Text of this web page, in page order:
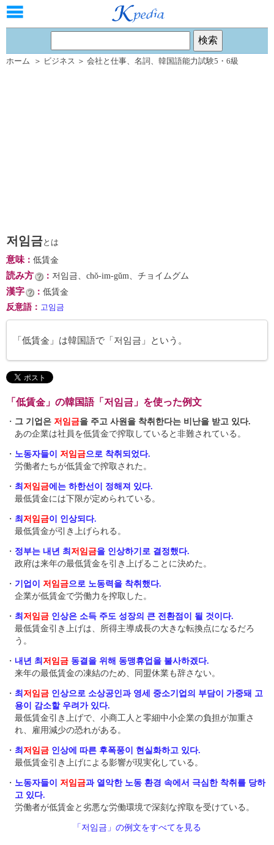
ホーム ＞ ビジネス ＞ 会社と仕事、 名詞 、 韓国語能力試験5・6級
저임금とは
意味： 低賃金
読み方 ： 저임금、chŏ-im-gŭm、チョイムグム
漢字 ： 低賃金
反意語 ： 고임금
「低賃金」は韓国語で「저임금」という。
「低賃金」の韓国語「저임금」を使った例文
・ 그 기업은 저임금을 주고 사원을 착취한다는 비난을 받고 있다.
あの企業は社員を低賃金で搾取していると非難されている。
・ 노동자들이 저임금으로 착취되었다.
労働者たちが低賃金で搾取された。
・ 최 저임금에는 하한선이 정해져 있다.
最低賃金には下限が定められている。
・ 최 저임금이 인상되다.
最低賃金が引き上げられる。
・ 정부는 내년 최 저임금을 인상하기로 결정했다.
政府は来年の最低賃金を引き上げることに決めた。
・ 기업이 저임금으로 노동력을 착취했다.
企業が低賃金で労働力を搾取した。
・ 최 저임금 인상은 소득 주도 성장의 큰 전환점이 될 것이다.
最低賃金引き上げは、所得主導成長の大きな転換点になるだろ
う。
・ 내년 최 저임금 동결을 위해 동맹휴업을 불사하겠다.
来年の最低賃金の凍結のため、同盟休業も辞さない。
・ 최 저임금 인상으로 소상공인과 영세 중소기업의 부담이 가중돼 고
용이 감소할 우려가 있다.
最低賃金引き上げで、小商工人と零細中小企業の負担が加重さ
れ、雇用減少の恐れがある。
・ 최 저임금 인상에 따른 후폭풍이 현실화하고 있다.
最低賃金引き上げによる影響が現実化している。
・ 노동자들이 저임금과 열악한 노동 환경 속에서 극심한 착취를 당하
고 있다.
労働者が低賃金と劣悪な労働環境で深刻な搾取を受けている。
「저임금」の例文をすべてを見る